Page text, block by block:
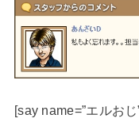
[say name=”エルお